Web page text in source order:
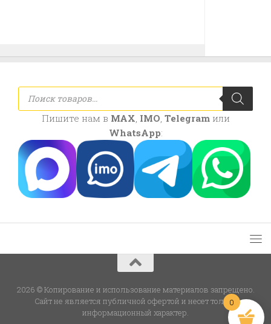
Поиск
товаров
Пишите нам в MAX IMO Telegramили
WhatsApp:
2026 © Копирование и использование материалов запрещено.
Сайт не является публичной офертой и несет только
информационный характер.
0